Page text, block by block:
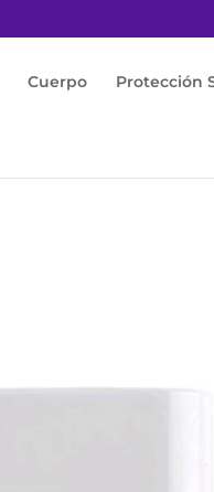
Cuerpo Protección